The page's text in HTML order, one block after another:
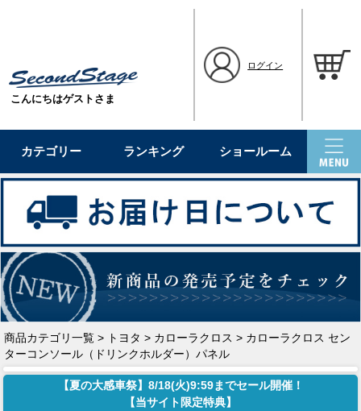
こんにちはゲストさま
ログイン
カテゴリー ランキング ショールーム
商品カテゴリ一覧 > トヨタ > カローラクロス > カローラクロス セン
ターコンソール（ドリンクホルダー）パネル
【夏の大感車祭】8/18(火)9:59までセール開催！
【当サイト限定特典】